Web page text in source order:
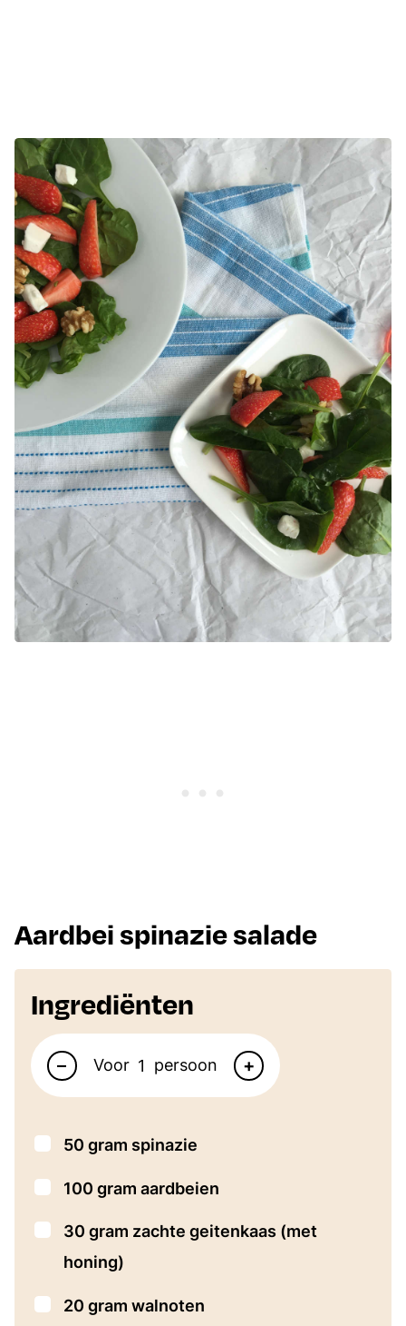
Aardbei spinazie salade
Ingrediënten
Aantal personen
– Voor persoon +
▢
50 gram spinazie
▢
100 gram aardbeien
▢
30 gram zachte geitenkaas (met
honing)
▢
20 gram walnoten